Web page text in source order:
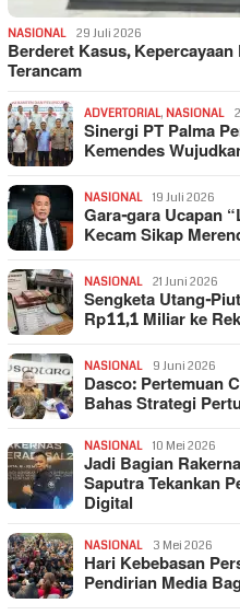
NASIONAL 29 Juli 2026
Berderet Kasus,
Terancam
ADVERTORIAL, NASIONAL
Sinergi PT Palma
Kemendes
NASIONAL 19 Juli 2026
Gara-gara Ucapan
Kecam Sikap
NASIONAL 21 Juni 2026
Sengketa Utang-
Rp11,1 Miliar ke
NASIONAL 9 Juni 2026
Dasco: Pertemuan
Bahas Strategi
NASIONAL 10 Mei 2026
Jadi Bagian
Saputra Tekankan
Digital
NASIONAL 3 Mei 2026
Hari Kebebasan
Pendirian Media